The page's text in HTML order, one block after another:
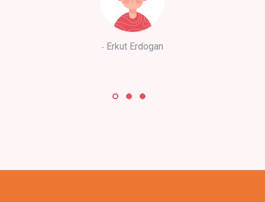
Erkut Erdogan